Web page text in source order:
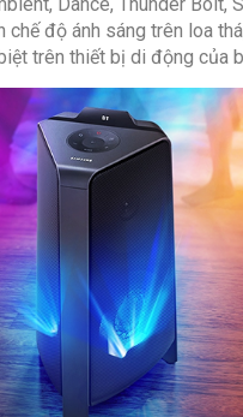
chế độ ánh sáng trên loa
trên thiết bị di động của